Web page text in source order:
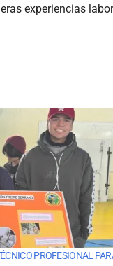
experiencias
PROFESIONAL